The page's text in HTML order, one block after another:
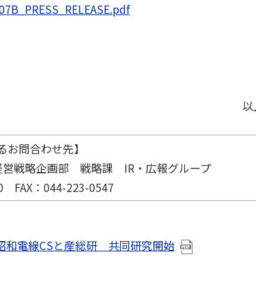
お問合わせ先】
営戦略企画部 戦略課 IR・広報グループ
FAX：044-223-0547
和電線CSと産総研 共同研究開始